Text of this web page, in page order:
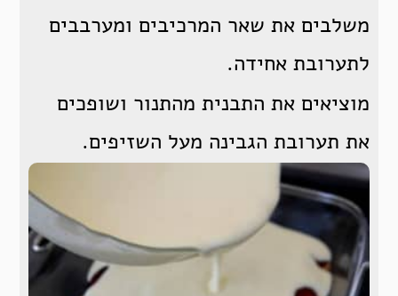
משלבים את שאר המרכיבים ומערבבים
לתערובת אחידה.
מוציאים את התבנית מהתנור ושופכים
את תערובת הגבינה מעל השזיפים.